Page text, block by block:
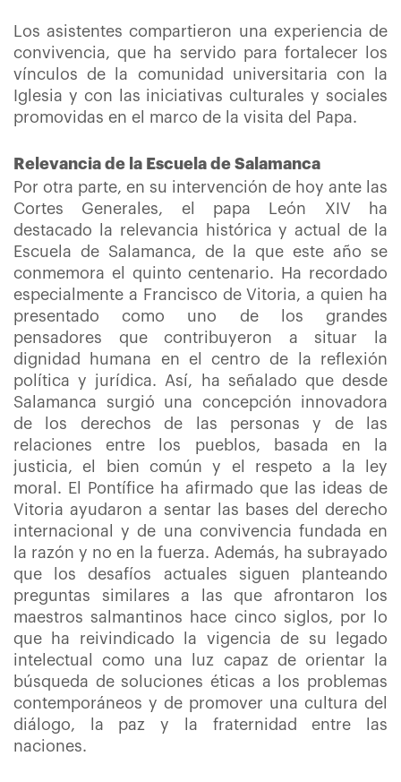
Los asistentes compartieron una experiencia de
convivencia, que ha servido para fortalecer los
vínculos de la comunidad universitaria con la
Iglesia y con las iniciativas culturales y sociales
promovidas en el marco de la visita del Papa.
Relevancia de la Escuela de Salamanca
Por otra parte, en su intervención de hoy ante las
Cortes Generales, el papa León XIV ha
destacado la relevancia histórica y actual de la
Escuela de Salamanca, de la que este año se
conmemora el quinto centenario. Ha recordado
especialmente a Francisco de Vitoria, a quien ha
presentado como uno de los grandes
pensadores que contribuyeron a situar la
dignidad humana en el centro de la reflexión
política y jurídica. Así, ha señalado que desde
Salamanca surgió una concepción innovadora
de los derechos de las personas y de las
relaciones entre los pueblos, basada en la
justicia, el bien común y el respeto a la ley
moral. El Pontífice ha afirmado que las ideas de
Vitoria ayudaron a sentar las bases del derecho
internacional y de una convivencia fundada en
la razón y no en la fuerza. Además, ha subrayado
que los desafíos actuales siguen planteando
preguntas similares a las que afrontaron los
maestros salmantinos hace cinco siglos, por lo
que ha reivindicado la vigencia de su legado
intelectual como una luz capaz de orientar la
búsqueda de soluciones éticas a los problemas
contemporáneos y de promover una cultura del
diálogo, la paz y la fraternidad entre las
naciones.